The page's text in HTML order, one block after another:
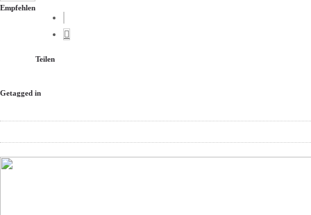
Empfehlen
Teilen
Getagged in